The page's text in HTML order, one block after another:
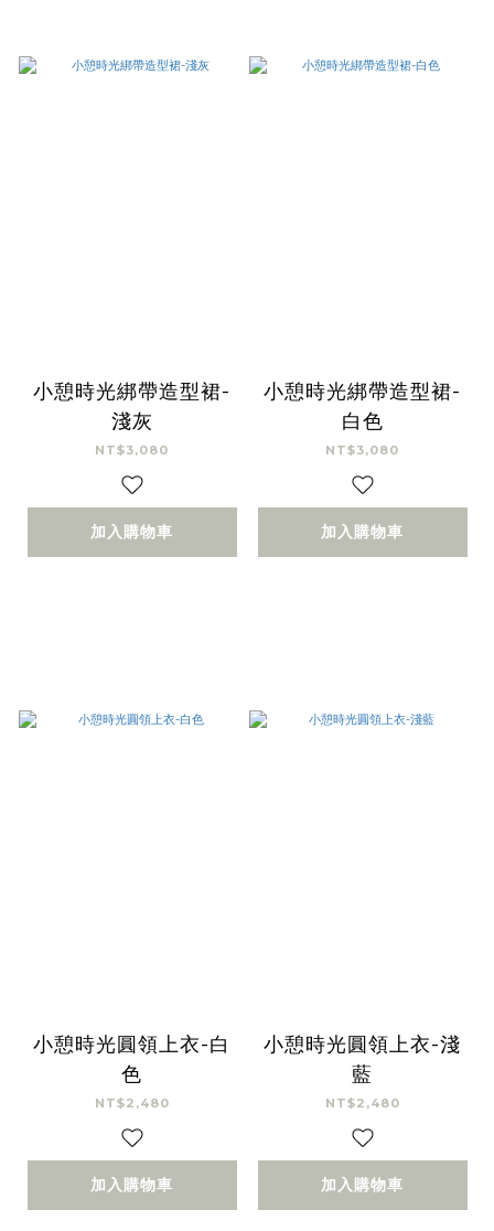
小憩時光綁帶造型裙-
淺灰
NT$3,080
加入購物車
小憩時光綁帶造型裙-
白色
NT$3,080
加入購物車
小憩時光圓領上衣-白
色
NT$2,480
加入購物車
小憩時光圓領上衣-淺
藍
NT$2,480
加入購物車